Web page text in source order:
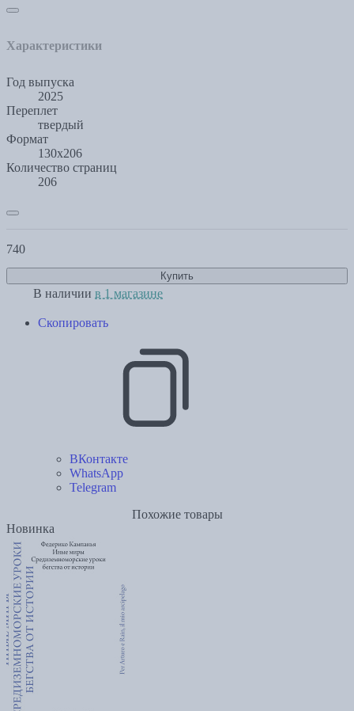
Характеристики
Год выпуска
2025
Переплет
твердый
Формат
130х206
Количество страниц
206
740
Купить
В наличии в 1 магазине
Скопировать
ВКонтакте
WhatsApp
Telegram
Похожие товары
Новинка